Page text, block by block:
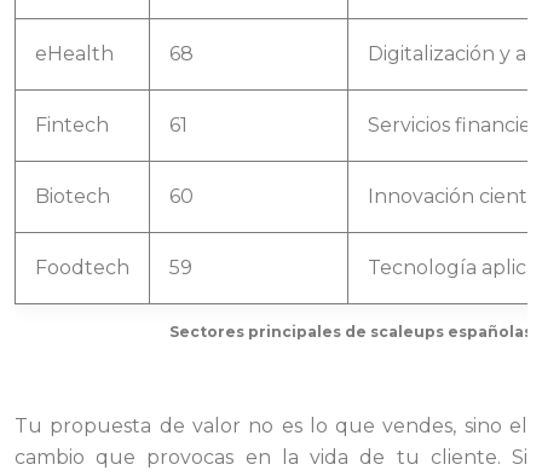
Sectores principales de scaleups españolas
eHealth 68 Digitalización y
Fintech 61 Servicios
Biotech 60 Innovación
Foodtech 59 Tecnología
Tu propuesta de valor no es lo que vendes, sino el
cambio que provocas en la vida de tu cliente. Si